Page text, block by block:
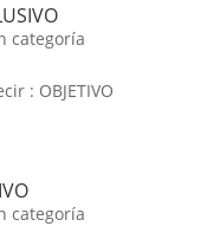
categoría
: OBJETIVO
categoría